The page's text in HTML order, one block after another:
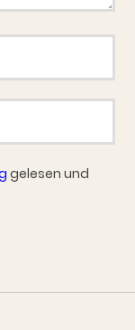
gelesen und